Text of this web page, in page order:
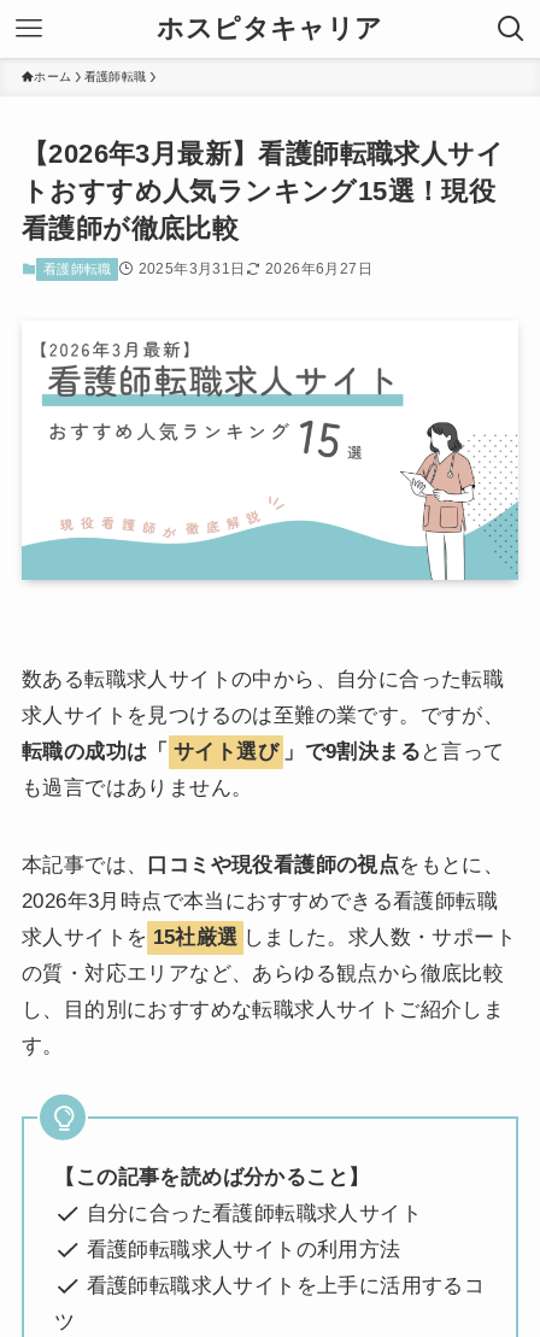
ホスピタキャリア
ホーム 看護師転職
【2026年3月最新】看護師転職求人サイ
トおすすめ人気ランキング15選！現役
看護師が徹底比較
看護師転職 2025年3月31日 2026年6月27日
数ある転職求人サイトの中から、自分に合った転職
求人サイトを見つけるのは至難の業です。ですが、
転職の成功は「 サイト選び 」で9割決まる と言って
も過言ではありません。
本記事では、 口コミや現役看護師の視点をもとに、
2026年3月時点で本当におすすめできる看護師転職
求人サイトを 15社厳選 しました。求人数・サポート
の質・対応エリアなど、あらゆる観点から徹底比較
し、目的別におすすめな転職求人サイトご紹介しま
す。
【この記事を読めば分かること】
自分に合った看護師転職求人サイト
看護師転職求人サイトの利用方法
看護師転職求人サイトを上手に活用するコ
ツ